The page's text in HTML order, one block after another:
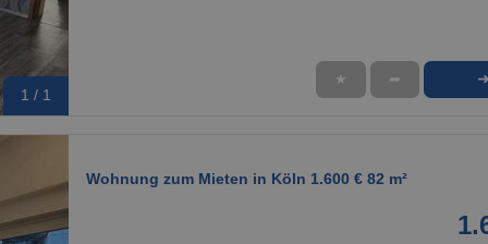
1 / 1
★ ➦ ➜
Wohnung zum Mieten in Köln 1.600 € 82 m²